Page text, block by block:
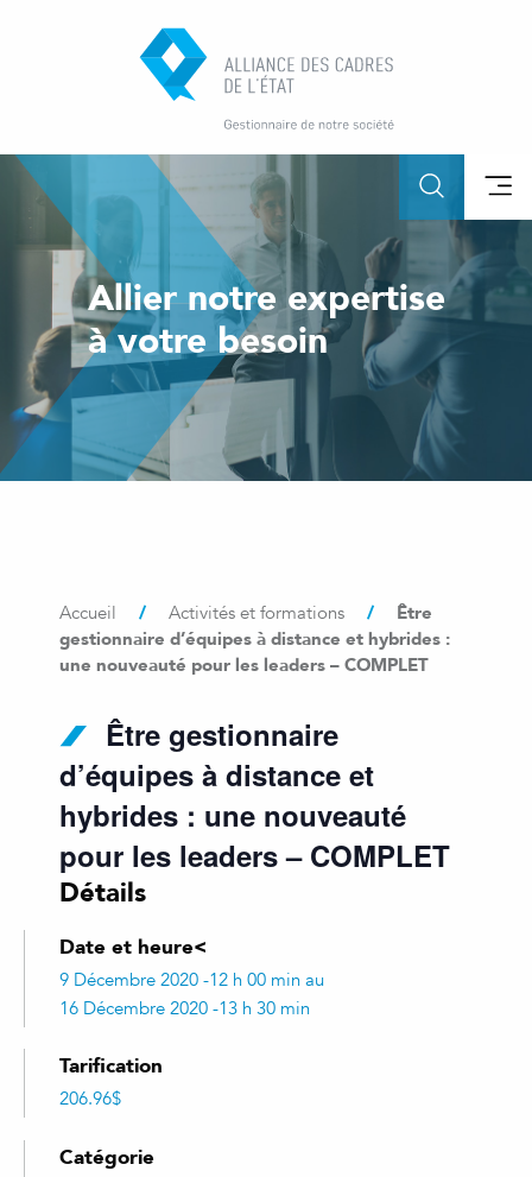
Allier notre expertise
à votre besoin
Accueil / Activités et formations /
Être
gestionnaire d’équipes à distance et hybrides :
une nouveauté pour les leaders – COMPLET
Être gestionnaire
d’équipes à distance et
hybrides : une nouveauté
pour les leaders – COMPLET
Détails
Date et heure<
9 Décembre 2020 -12 h 00 min au
16 Décembre 2020 -13 h 30 min
Tarification
206.96$
Catégorie